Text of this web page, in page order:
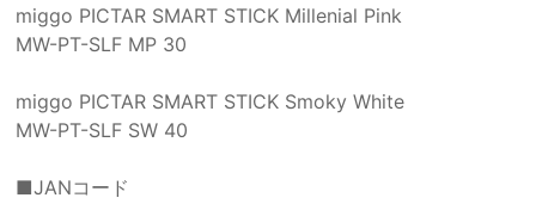
miggo PICTAR SMART STICK Millenial Pink
MW-PT-SLF MP 30
miggo PICTAR SMART STICK Smoky White
MW-PT-SLF SW 40
■JANコード